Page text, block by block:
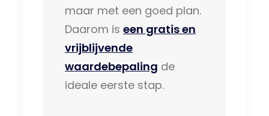
maar met een goed plan.
Daarom is een gratis en
vrijblijvende
waardebepaling de
ideale eerste stap.